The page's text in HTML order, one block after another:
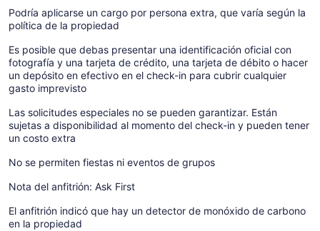
Podría aplicarse un cargo por persona extra, que varía según la
política de la propiedad
Es posible que debas presentar una identificación oficial con
fotografía y una tarjeta de crédito, una tarjeta de débito o hacer
un depósito en efectivo en el check-in para cubrir cualquier
gasto imprevisto
Las solicitudes especiales no se pueden garantizar. Están
sujetas a disponibilidad al momento del check-in y pueden tener
un costo extra
No se permiten fiestas ni eventos de grupos
Nota del anfitrión: Ask First
El anfitrión indicó que hay un detector de monóxido de carbono
en la propiedad